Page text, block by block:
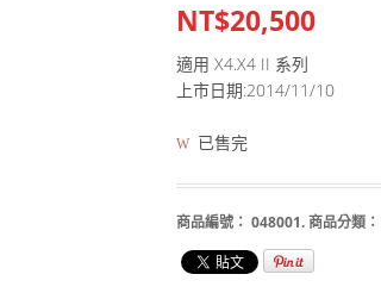
NT$20,500
適用 X4.X4 II 系列
上市日期:2014/11/10
已售完
商品編號： 048001.商品分類